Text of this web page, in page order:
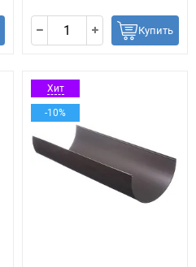
Купить
Хит
-10%